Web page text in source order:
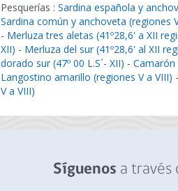
Pesquerías : Sardina española y
Sardina común y anchoveta (regiones
- Merluza tres aletas (41º28,6' a XII
XII) - Merluza del sur (41º28,6' al XII
dorado sur (47º 00 L.S´- XII) - Camarón
Langostino amarillo (regiones V a VIII) -
V a VIII)
Síguenos a través